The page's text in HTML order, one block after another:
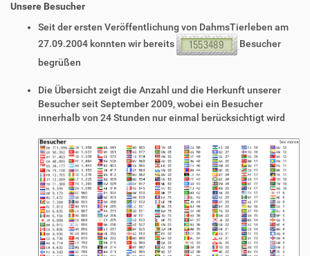
Unsere Besucher
Seit der ersten Veröffentlichung von DahmsTierleben am
27.09.2004 konnten wir bereits
Besucher
begrüßen
Die Übersicht zeigt die Anzahl und die Herkunft unserer
Besucher seit September 2009, wobei ein Besucher
innerhalb von 24 Stunden nur einmal berücksichtigt wird